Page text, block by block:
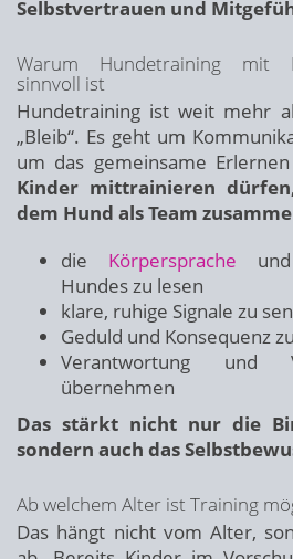
Selbstvertrauen und
Warum Hundetraining mit
sinnvoll ist
Hundetraining ist weit mehr
„Bleib“. Es geht um
um das gemeinsame
Kinder mittrainieren
dem Hund als Team
die Körpersprache
Hundes zu lesen
klare, ruhige Signale zu
Geduld und Konsequenz
Verantwortung und
übernehmen
Das stärkt nicht nur die
sondern auch das
Ab welchem Alter ist Training
Das hängt nicht vom Alter,